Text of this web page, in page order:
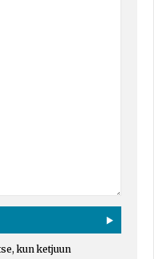
kun ketjuun